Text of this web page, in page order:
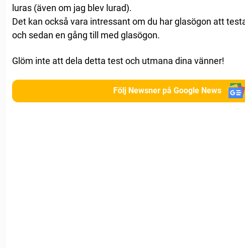
luras (även om jag blev lurad).
Det kan också vara intressant om du har glasögon att
och sedan en gång till med glasögon.
Glöm inte att dela detta test och utmana dina vänner!
Följ Newsner på Google News